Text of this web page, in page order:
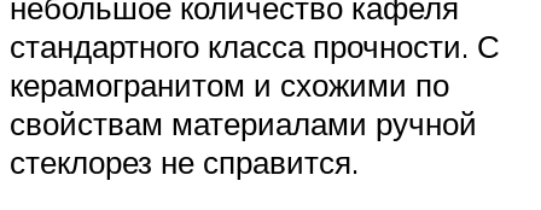
стандартного класса прочности. С
керамогранитом и схожими по
свойствам материалами ручной
стеклорез не справится.